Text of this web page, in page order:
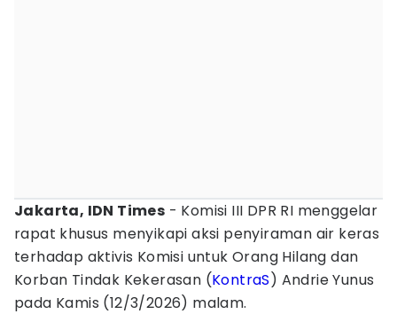
Jakarta, IDN Times - Komisi III DPR RI menggelar
rapat khusus menyikapi aksi penyiraman air keras
terhadap aktivis Komisi untuk Orang Hilang dan
Korban Tindak Kekerasan (KontraS) Andrie Yunus
pada Kamis (12/3/2026) malam.